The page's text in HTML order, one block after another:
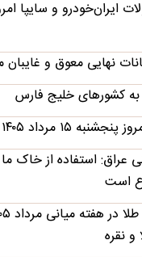
نهایی معوق و
به کشورهای خلیج فارس
۱۵ مرداد ۱۴۰۵
عراق: استفاده از خاک
است
و نقره